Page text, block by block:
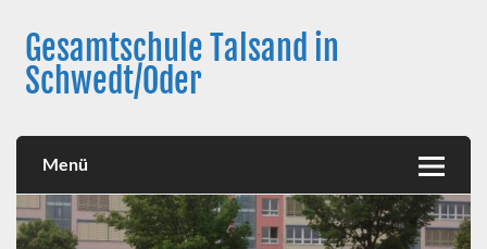
contentGesamtschule Talsand in
Schwedt/Oder
Menü